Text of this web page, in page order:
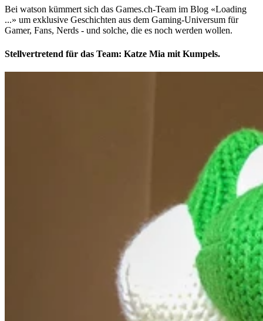
Bei watson kümmert sich das Games.ch-Team im Blog «Loading
...» um exklusive Geschichten aus dem Gaming-Universum für
Gamer, Fans, Nerds - und solche, die es noch werden wollen.
Stellvertretend für das Team: Katze Mia mit Kumpels.